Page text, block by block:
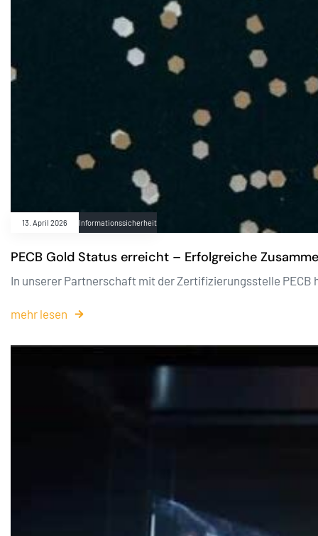
13. April 2026 Informationssicherheit
PECB Gold Status erreicht – Erfolgreiche
In unserer Partnerschaft mit der Zertifizierungsstelle
mehr lesen